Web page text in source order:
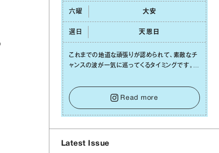
六曜 ⼤安
選日 天恩⽇
これまでの地道な頑張りが認められて、素敵なチ
ャンスの波が⼀気に巡ってくるタイミングです。周
せずに笑顔で受け取りましょう。みんなと⼀緒に
幸せになっていくイメージを持って⼀歩を踏み出
して。⼀⼈⼀⼈の良いところが混ざり合い、ハッピ
ーな未来が形作られていきます。
Read more
Latest Issue